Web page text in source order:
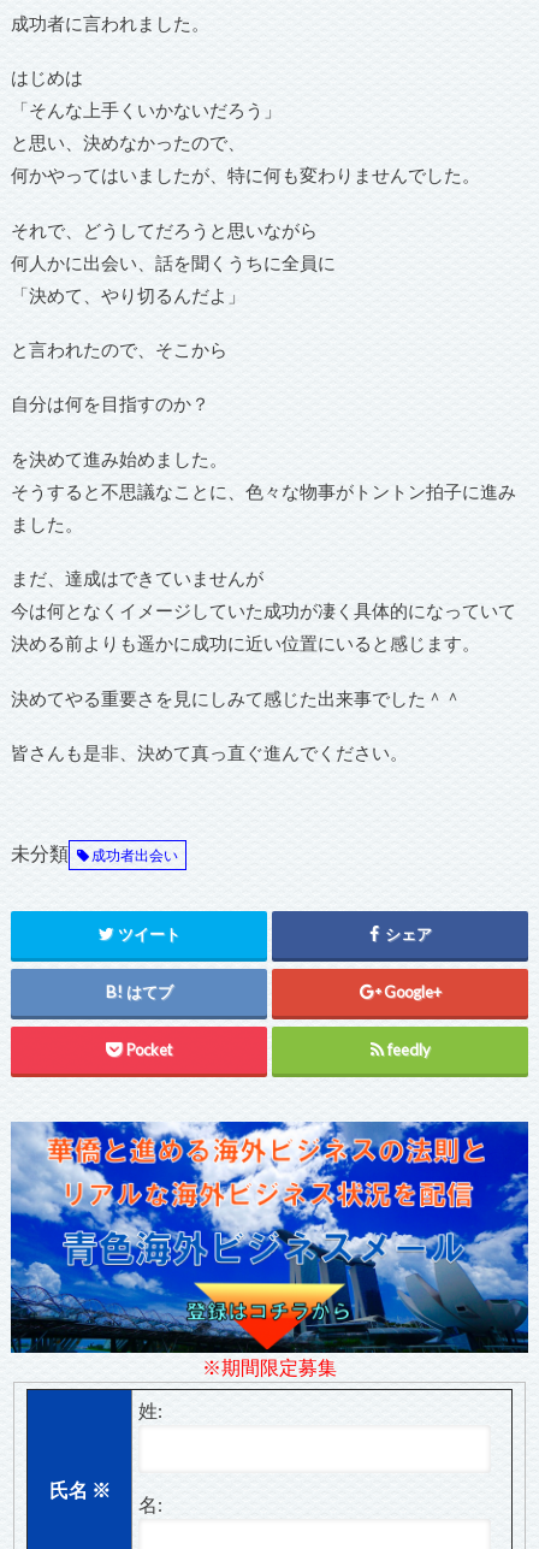
成功者に言われました。
はじめは
「そんな上手くいかないだろう」
と思い、決めなかったので、
何かやってはいましたが、特に何も変わりませんでした。
それで、どうしてだろうと思いながら
何人かに出会い、話を聞くうちに全員に
「決めて、やり切るんだよ」
と言われたので、そこから
自分は何を目指すのか？
を決めて進み始めました。
そうすると不思議なことに、色々な物事がトントン拍子に進み
ました。
まだ、達成はできていませんが
今は何となくイメージしていた成功が凄く具体的になっていて
決める前よりも遥かに成功に近い位置にいると感じます。
決めてやる重要さを見にしみて感じた出来事でした＾＾
皆さんも是非、決めて真っ直ぐ進んでください。
未分類 成功者出会い
ツイート シェア
はてブ Google+
Pocket feedly
※期間限定募集
氏名 ※
姓:
名: